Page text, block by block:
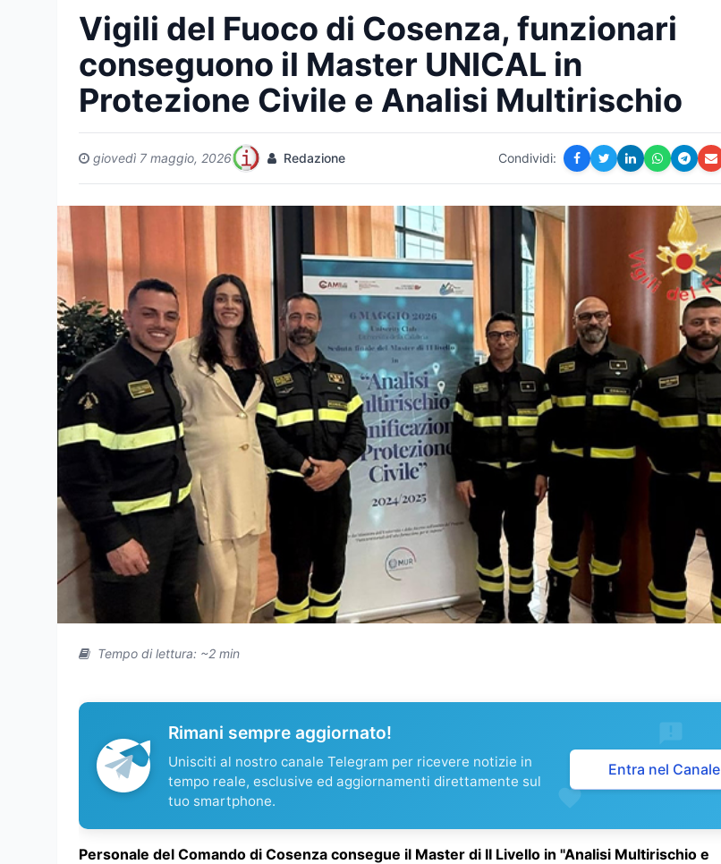
Vigili del Fuoco di Cosenza, funzionari
conseguono il Master UNICAL in
Protezione Civile e Analisi Multirischio
giovedì 7 maggio, 2026 Redazione Condividi:
Tempo di lettura: ~2 min
Rimani sempre aggiornato!
Unisciti al nostro canale Telegram per ricevere notizie in
tempo reale, esclusive ed aggiornamenti direttamente sul
tuo smartphone.
Entra nel Canale
Personale del Comando di Cosenza consegue il Master di II Livello in "Analisi Multirischio e